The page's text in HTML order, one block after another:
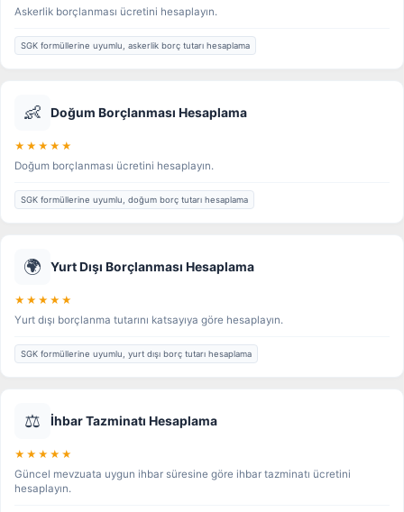
Askerlik borçlanması ücretini hesaplayın.
SGK formüllerine uyumlu, askerlik borç tutarı hesaplama
👶 Doğum Borçlanması Hesaplama
★★★★★
Doğum borçlanması ücretini hesaplayın.
SGK formüllerine uyumlu, doğum borç tutarı hesaplama
🌍 Yurt Dışı Borçlanması Hesaplama
★★★★★
Yurt dışı borçlanma tutarını katsayıya göre hesaplayın.
SGK formüllerine uyumlu, yurt dışı borç tutarı hesaplama
⚖️ İhbar Tazminatı Hesaplama
★★★★★
Güncel mevzuata uygun ihbar süresine göre ihbar tazminatı ücretini
hesaplayın.